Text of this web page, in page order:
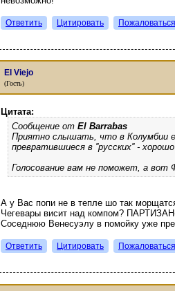
Ответить Цитировать Пожаловаться
El Viejo
(Гость)
Цитата:
Сообщение от El Barrabas
Приятно слышать, что в Колумбии
превратившиеся в ''русских'' -
Голосование вам не поможет, а
А у Вас попи не в тепле шо так
Чегевары висит над компом?
Соседнюю Венесуэлу в помойку уже
Ответить Цитировать Пожаловаться